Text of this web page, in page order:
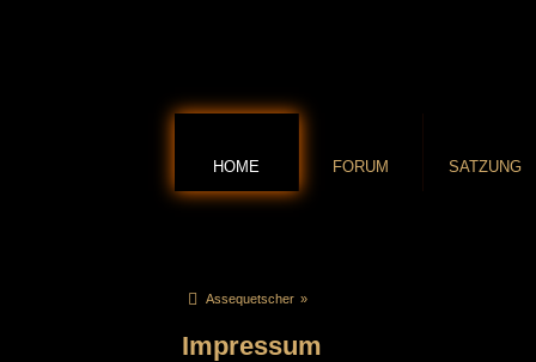
HOME FORUM SATZUNG
Assequetscher »
Impressum